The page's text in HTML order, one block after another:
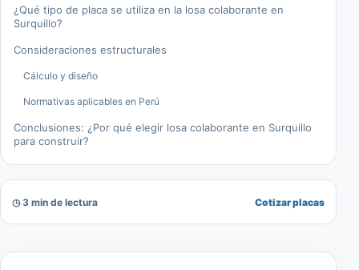
¿Qué tipo de placa se utiliza en la losa colaborante en
Surquillo?
Consideraciones estructurales
Cálculo y diseño
Normativas aplicables en Perú
Conclusiones: ¿Por qué elegir losa colaborante en Surquillo
para construir?
◷ 3 min de lectura Cotizar placas